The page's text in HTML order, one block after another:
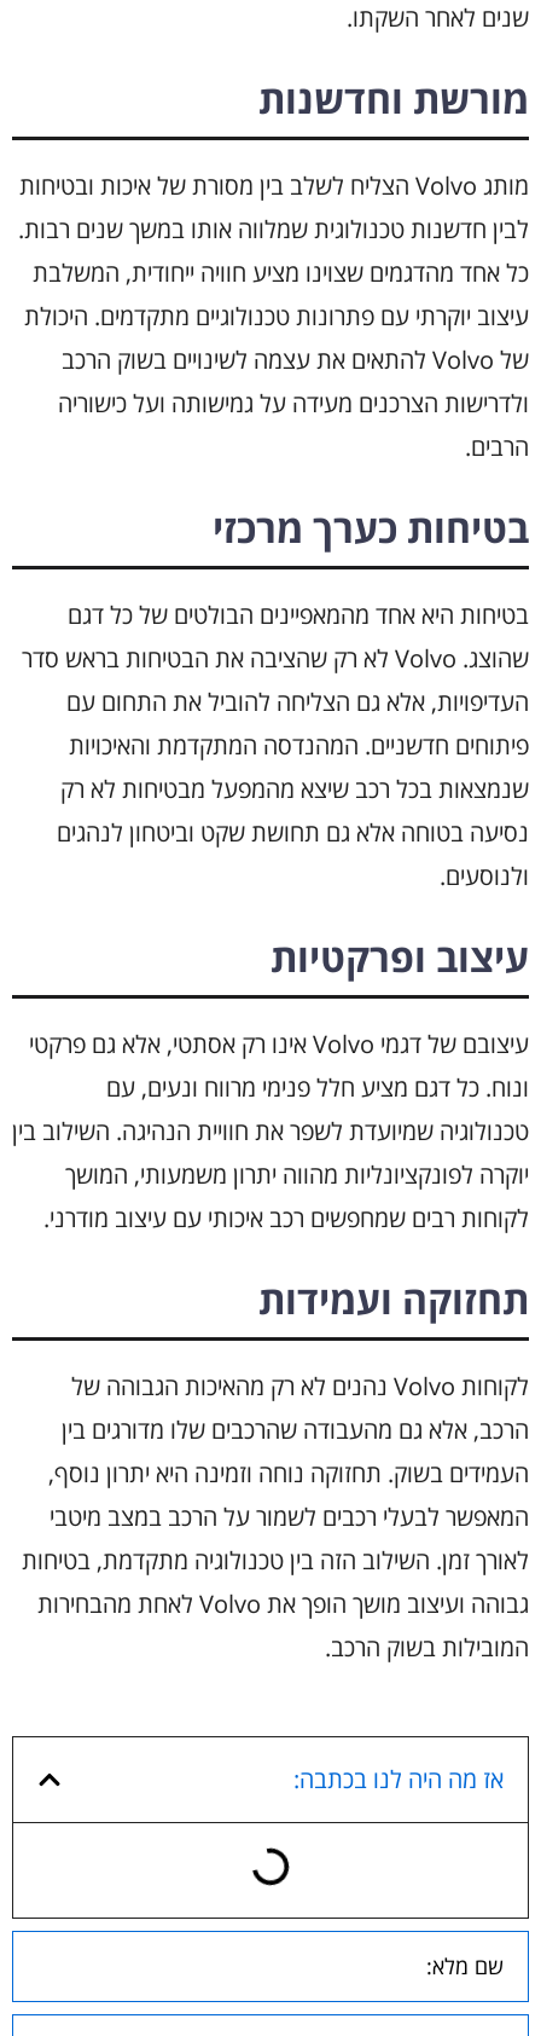
שנים לאחר השקתו.
מורשת וחדשנות
מותג Volvo הצליח לשלב בין מסורת של איכות ובטיחות
לבין חדשנות טכנולוגית שמלווה אותו במשך שנים רבות.
כל אחד מהדגמים שצוינו מציע חוויה ייחודית, המשלבת
עיצוב יוקרתי עם פתרונות טכנולוגיים מתקדמים. היכולת
של Volvo להתאים את עצמה לשינויים בשוק הרכב
ולדרישות הצרכנים מעידה על גמישותה ועל כישוריה
הרבים.
בטיחות כערך מרכזי
בטיחות היא אחד מהמאפיינים הבולטים של כל דגם
שהוצג. Volvo לא רק שהציבה את הבטיחות בראש סדר
העדיפויות, אלא גם הצליחה להוביל את התחום עם
פיתוחים חדשניים. המהנדסה המתקדמת והאיכויות
שנמצאות בכל רכב שיצא מהמפעל מבטיחות לא רק
נסיעה בטוחה אלא גם תחושת שקט וביטחון לנהגים
ולנוסעים.
עיצוב ופרקטיות
עיצובם של דגמי Volvo אינו רק אסתטי, אלא גם פרקטי
ונוח. כל דגם מציע חלל פנימי מרווח ונעים, עם
טכנולוגיה שמיועדת לשפר את חוויית הנהיגה. השילוב בין
יוקרה לפונקציונליות מהווה יתרון משמעותי, המושך
לקוחות רבים שמחפשים רכב איכותי עם עיצוב מודרני.
תחזוקה ועמידות
לקוחות Volvo נהנים לא רק מהאיכות הגבוהה של
הרכב, אלא גם מהעבודה שהרכבים שלו מדורגים בין
העמידים בשוק. תחזוקה נוחה וזמינה היא יתרון נוסף,
המאפשר לבעלי רכבים לשמור על הרכב במצב מיטבי
לאורך זמן. השילוב הזה בין טכנולוגיה מתקדמת, בטיחות
גבוהה ועיצוב מושך הופך את Volvo לאחת מהבחירות
המובילות בשוק הרכב.
אז מה היה לנו בכתבה: